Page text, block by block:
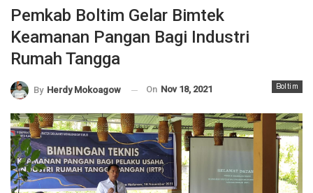
Pemkab Boltim Gelar Bimtek
Keamanan Pangan Bagi Industri
Rumah Tangga
Boltim
By Herdy Mokoagow On Nov 18, 2021